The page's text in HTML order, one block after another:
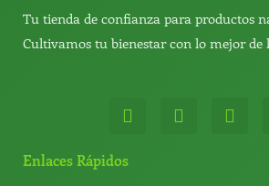
Tu tienda de confianza para productos
Cultivamos tu bienestar con lo mejor de
W
h
t
T
e
Y
o
Enlaces Rápidos